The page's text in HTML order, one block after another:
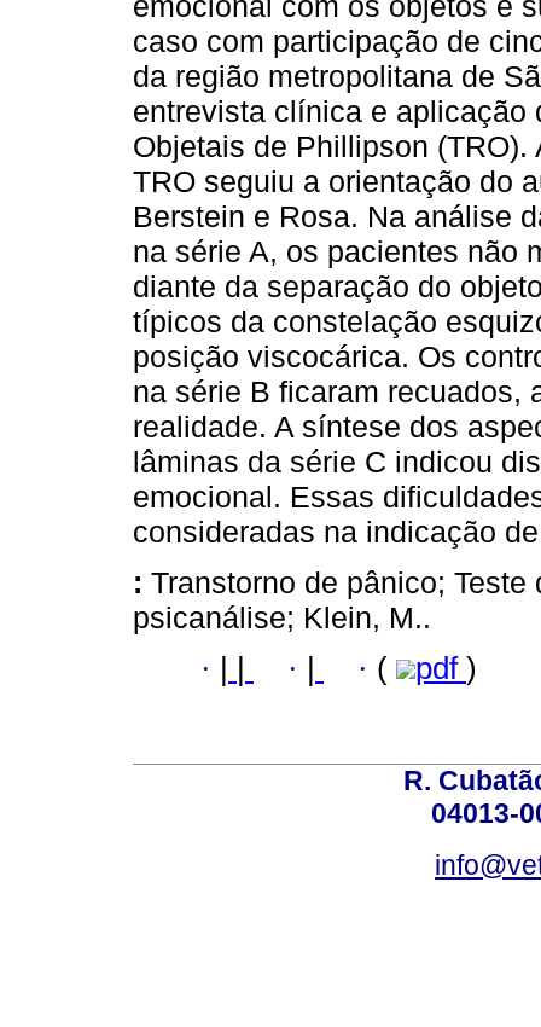
caso com participação de
da região metropolitana de
entrevista clínica e aplicação
Objetais de Phillipson
TRO seguiu a orientação do
Berstein e Rosa. Na análise
na série A, os pacientes não
diante da separação do
típicos da constelação
posição viscocárica. Os
na série B ficaram recuados,
realidade. A síntese dos
lâminas da série C indicou
emocional. Essas
consideradas na indicação
: Transtorno de pânico;
psicanálise; Klein, M..
· · · ( pdf )
R.
04013-